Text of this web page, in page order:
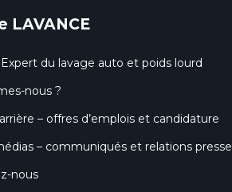
LAVANCE
du lavage auto et poids lourd
nous ?
– offres d’emplois et candidature
– communiqués et relations presse
nous